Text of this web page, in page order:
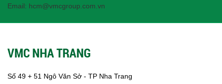
Email: hcm@vmcgroup.com.vn
VMC NHA TRANG
Số 49 + 51 Ngô Văn Sở - TP Nha Trang